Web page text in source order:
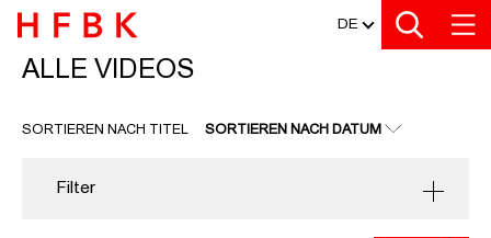
Zu den Filtern
Zur Metanavigation
Zur Hauptnavigation
Zur Suche
Zum Inhalt
Zum Seitenfuss DE
ALLE VIDEOS
ALLE VIDEOS
SORTIEREN NACH TITEL SORTIEREN NACH DATUM
Filter